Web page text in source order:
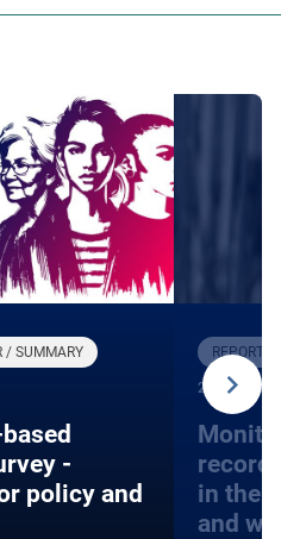
/ SUMMARY
-
policy and
REPORT /
27 JANUARY
in the
and